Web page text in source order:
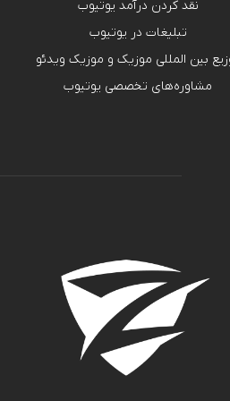
نقد کردن درآمد یوتیوب
تبلیغات در یوتیوب
بین المللی موزیک و موزیک ویدئو
مشاوره‌های تخصصی یوتیوب